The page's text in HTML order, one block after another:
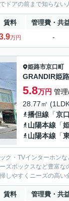
ドアの前まで知らな
賃料 管理費・共
万円 -
姫路市京口町
GRANDIR姫
5.8万円 管
28.77㎡
播但線 「京口
山陽本線 「
山陽本線 「
ク・TVインターホン
ズボックスなど豊富
しやすくニーズの高
賃料 管理費・共